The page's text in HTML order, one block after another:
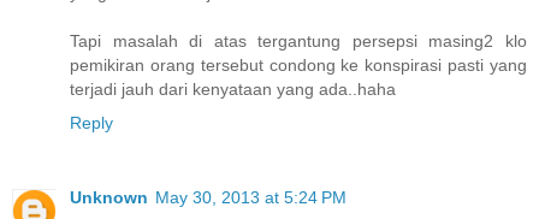
Tapi masalah di atas tergantung persepsi masing2 klo
pemikiran orang tersebut condong ke konspirasi pasti yang
terjadi jauh dari kenyataan yang ada..haha
Reply
Unknown May 30, 2013 at 5:24 PM